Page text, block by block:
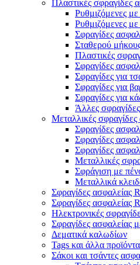
Πλαστικές σφραγίδες
Ρυθμιζόμενες
Ρυθμιζόμενες
Σφραγίδες
Σταθερού
Πλαστικές
Σφραγίδες
Σφραγίδες για
Σφραγίδες για
Σφραγίδες για
Άλλες
Μεταλλικές σφραγίδες
Σφραγίδες
Σφραγίδες
Σφραγίδες
Μεταλλικές
Σφράγιση με
Μεταλλικά
Σφραγίδες ασφαλείας
Σφραγίδες
Ηλεκτρονικές
Σφραγίδες ασφαλείας
Δεματικά καλωδίων
Tags και άλλα
Σάκοι και τσάντες